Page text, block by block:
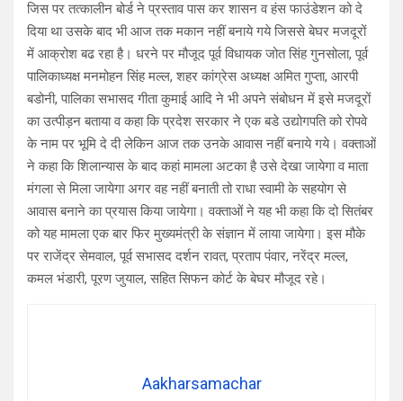
जिस पर तत्कालीन बोर्ड ने प्रस्ताव पास कर शासन व हंस फाउंडेशन को दे
दिया था उसके बाद भी आज तक मकान नहीं बनाये गये जिससे बेघर मजदूरों
में आक्रोश बढ रहा है। धरने पर मौजूद पूर्व विधायक जोत सिंह गुनसोला, पूर्व
पालिकाध्यक्ष मनमोहन सिंह मल्ल, शहर कांग्रेस अध्यक्ष अमित गुप्ता, आरपी
बडोनी, पालिका सभासद गीता कुमाई आदि ने भी अपने संबोधन में इसे मजदूरों
का उत्पीड़न बताया व कहा कि प्रदेश सरकार ने एक बडे उद्योगपति को रोपवे
के नाम पर भूमि दे दी लेकिन आज तक उनके आवास नहीं बनाये गये। वक्ताओं
ने कहा कि शिलान्यास के बाद कहां मामला अटका है उसे देखा जायेगा व माता
मंगला से मिला जायेगा अगर वह नहीं बनाती तो राधा स्वामी के सहयोग से
आवास बनाने का प्रयास किया जायेगा। वक्ताओं ने यह भी कहा कि दो सितंबर
को यह मामला एक बार फिर मुख्यमंत्री के संज्ञान में लाया जायेगा। इस मौके
पर राजेंद्र सेमवाल, पूर्व सभासद दर्शन रावत, प्रताप पंवार, नरेंद्र मल्ल,
कमल भंडारी, पूरण जुयाल, सहित सिफन कोर्ट के बेघर मौजूद रहे।
Aakharsamachar